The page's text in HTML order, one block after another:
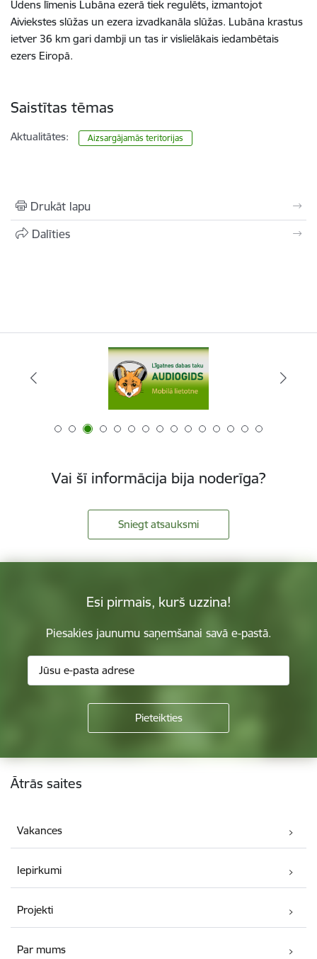
Ūdens līmenis Lubāna ezerā tiek regulēts, izmantojot
Aiviekstes slūžas un ezera izvadkanāla slūžas. Lubāna krastus
ietver 36 km gari dambji un tas ir vislielākais iedambētais
ezers Eiropā.
Saistītas tēmas
Aktualitātes: Aizsargājamās teritorijas
Drukāt lapu
Dalīties
Vai šī informācija bija noderīga?
Sniegt atsauksmi
Esi pirmais, kurš uzzina!
Piesakies jaunumu saņemšanai savā e-pastā.
Kājene
Ātrās saites
Vakances
Iepirkumi
Projekti
Par mums